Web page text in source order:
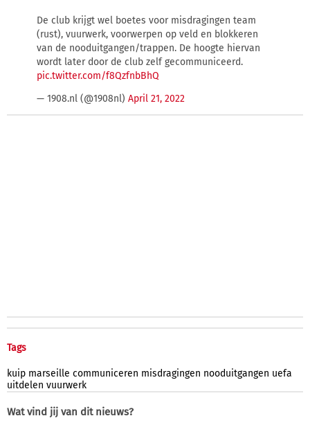
De club krijgt wel boetes voor misdragingen team
(rust), vuurwerk, voorwerpen op veld en blokkeren
van de nooduitgangen/trappen. De hoogte hiervan
wordt later door de club zelf gecommuniceerd.
pic.twitter.com/f8QzfnbBhQ
— 1908.nl (@1908nl) April 21, 2022
Tags
kuip marseille communiceren misdragingen nooduitgangen uefa
uitdelen vuurwerk
Wat vind jij van dit nieuws?